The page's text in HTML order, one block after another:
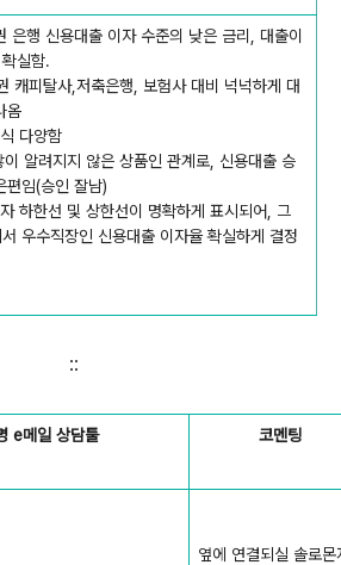
은행 신용대출 이자 수준의 낮은 금리, 대출이
실함.
캐피탈사,저축은행, 보험사 대비 넉넉하게 대
옴
다양함
알려지지 않은 상품인 관계로, 신용대출 승
편임(승인 잘남)
하한선 및 상한선이 명확하게 표시되어, 그
우수직장인 신용대출 이자율 확실하게 결정
::
e메일 상담툴 코멘팅
옆에 연결되실 솔로몬